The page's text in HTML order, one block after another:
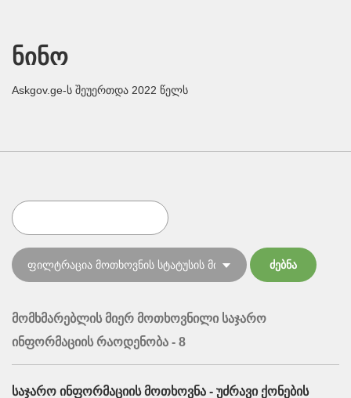
ნინო
Askgov.ge-ს შეუერთდა 2022 წელს
მომხმარებლის მიერ მოთხოვნილი საჯარო
ინფორმაციის რაოდენობა - 8
საჯარო ინფორმაციის მოთხოვნა - უძრავი ქონების